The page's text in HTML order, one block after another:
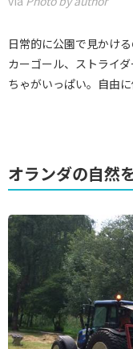
日常的に公園で見かけ
カーゴール、ストライ
ちゃがいっぱい。自由
オランダの自然